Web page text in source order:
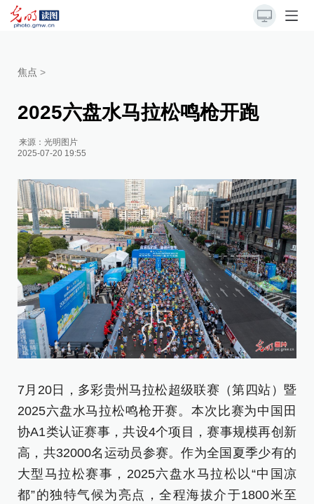
焦点 >
2025六盘水马拉松鸣枪开跑
来源：光明图片
2025-07-20 19:55
7月20日，多彩贵州马拉松超级联赛（第四站）暨
2025六盘水马拉松鸣枪开赛。本次比赛为中国田
协A1类认证赛事，共设4个项目，赛事规模再创新
高，共32000名运动员参赛。作为全国夏季少有的
大型马拉松赛事，2025六盘水马拉松以“中国凉
都”的独特气候为亮点，全程海拔介于1800米至